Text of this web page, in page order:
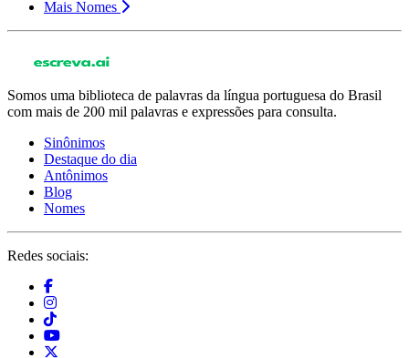
Mais Nomes
Somos uma biblioteca de palavras da língua portuguesa do Brasil
com mais de 200 mil palavras e expressões para consulta.
Sinônimos
Destaque do dia
Antônimos
Blog
Nomes
Redes sociais: